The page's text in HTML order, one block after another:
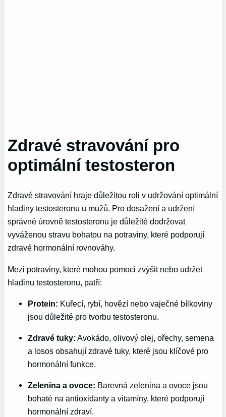
Zdravé stravování pro
optimální testosteron
Zdravé stravování hraje důležitou roli v udržování optimální
hladiny testosteronu u mužů. Pro dosažení a udržení
správné úrovně testosteronu je důležité dodržovat
vyváženou stravu bohatou na potraviny, které podporují
zdravé hormonální rovnováhy.
Mezi potraviny, které mohou pomoci zvýšit nebo udržet
hladinu testosteronu, patří:
Protein: Kuřecí, rybí, hovězí nebo vaječné bílkoviny
jsou důležité pro tvorbu testosteronu.
Zdravé tuky: Avokádo, olivový olej, ořechy, semena
a losos obsahují zdravé tuky, které jsou klíčové pro
hormonální funkce.
Zelenina a ovoce: Barevná zelenina a ovoce jsou
bohaté na antioxidanty a vitamíny, které podporují
hormonální zdraví.